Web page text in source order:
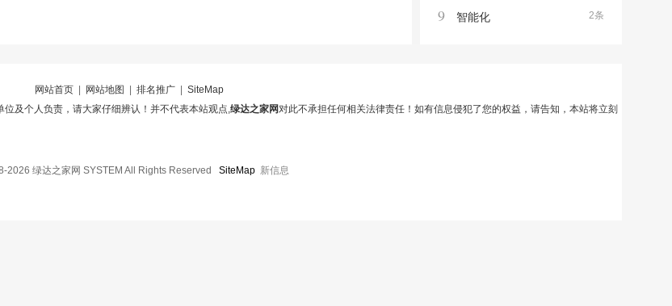
2条
9 智能化
网站首页 网站地图 排名推广
SiteMap
及个人负责，请大家仔细辨认！并不代表本站观点,绿达之家网对此不承担任何相关法律责任！如有信息侵犯了您的权益，请告知，本站将立刻
2026 绿达之家网 SYSTEM All Rights Reserved SiteMap 新信息